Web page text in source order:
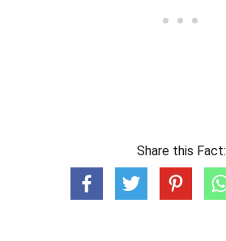
Share this Fact: